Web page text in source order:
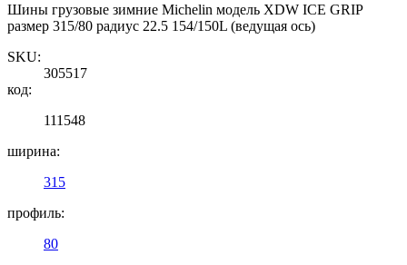
Шины грузовые зимние Michelin модель XDW ICE GRIP
размер 315/80 радиус 22.5 154/150L (ведущая ось)
SKU:
305517
код:
111548
ширина:
315
профиль:
80